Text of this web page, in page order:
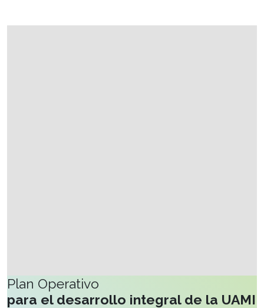
Plan Operativo
para el desarrollo integral de la UAMI